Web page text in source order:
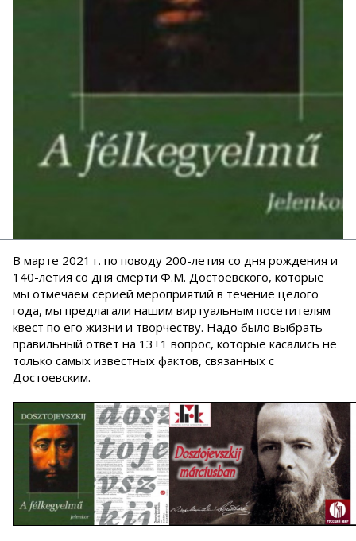
В марте 2021 г. по поводу 200-летия со дня рождения и
140-летия со дня смерти Ф.М. Достоевского, которые
мы отмечаем серией мероприятий в течение целого
года, мы предлагали нашим виртуальным посетителям
квест по его жизни и творчеству. Надо было выбрать
правильный ответ на 13+1 вопрос, которые касались не
только самых известных фактов, связанных с
Достоевским.